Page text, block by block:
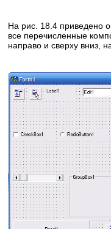
На рис. 18.4 приведено
все перечисленные
направо и сверху вниз,